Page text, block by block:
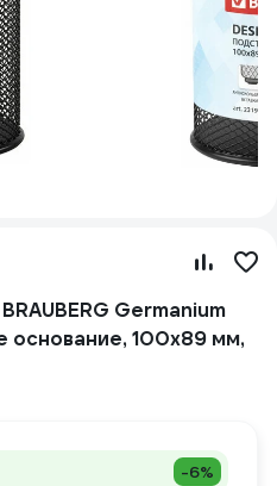
Germanium
основание, 100x89 мм,
-6%